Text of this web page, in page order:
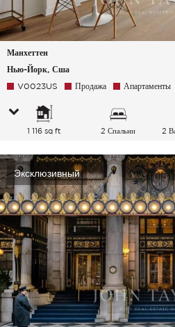
Манхеттен
Нью-Йорк, Сша
V0023US Продажа Апартаменты
1 116 sq ft 2 Спальни 2
Эксклюзивный